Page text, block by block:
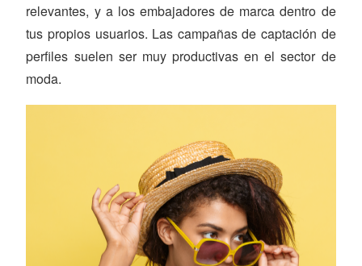
relevantes, y a los embajadores de marca dentro de
tus propios usuarios. Las campañas de captación de
perfiles suelen ser muy productivas en el sector de
moda.